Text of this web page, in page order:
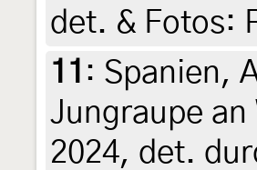
det. & Fotos:
11 : Spanien,
Jungraupe
2024, det.